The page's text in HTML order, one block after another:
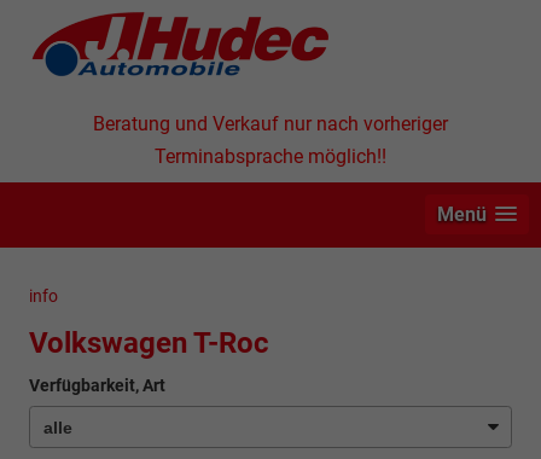
Beratung und Verkauf nur nach vorheriger
Terminabsprache möglich!!
Menü
info
Volkswagen T-Roc
Verfügbarkeit, Art